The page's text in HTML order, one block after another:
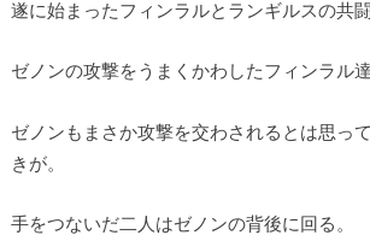
遂に始まったフィンラルとランギルスの共闘
ゼノンの攻撃をうまくかわしたフィンラル達
ゼノンもまさか攻撃を交わされるとは思っ
きが。
手をつないだ二人はゼノンの背後に回る。